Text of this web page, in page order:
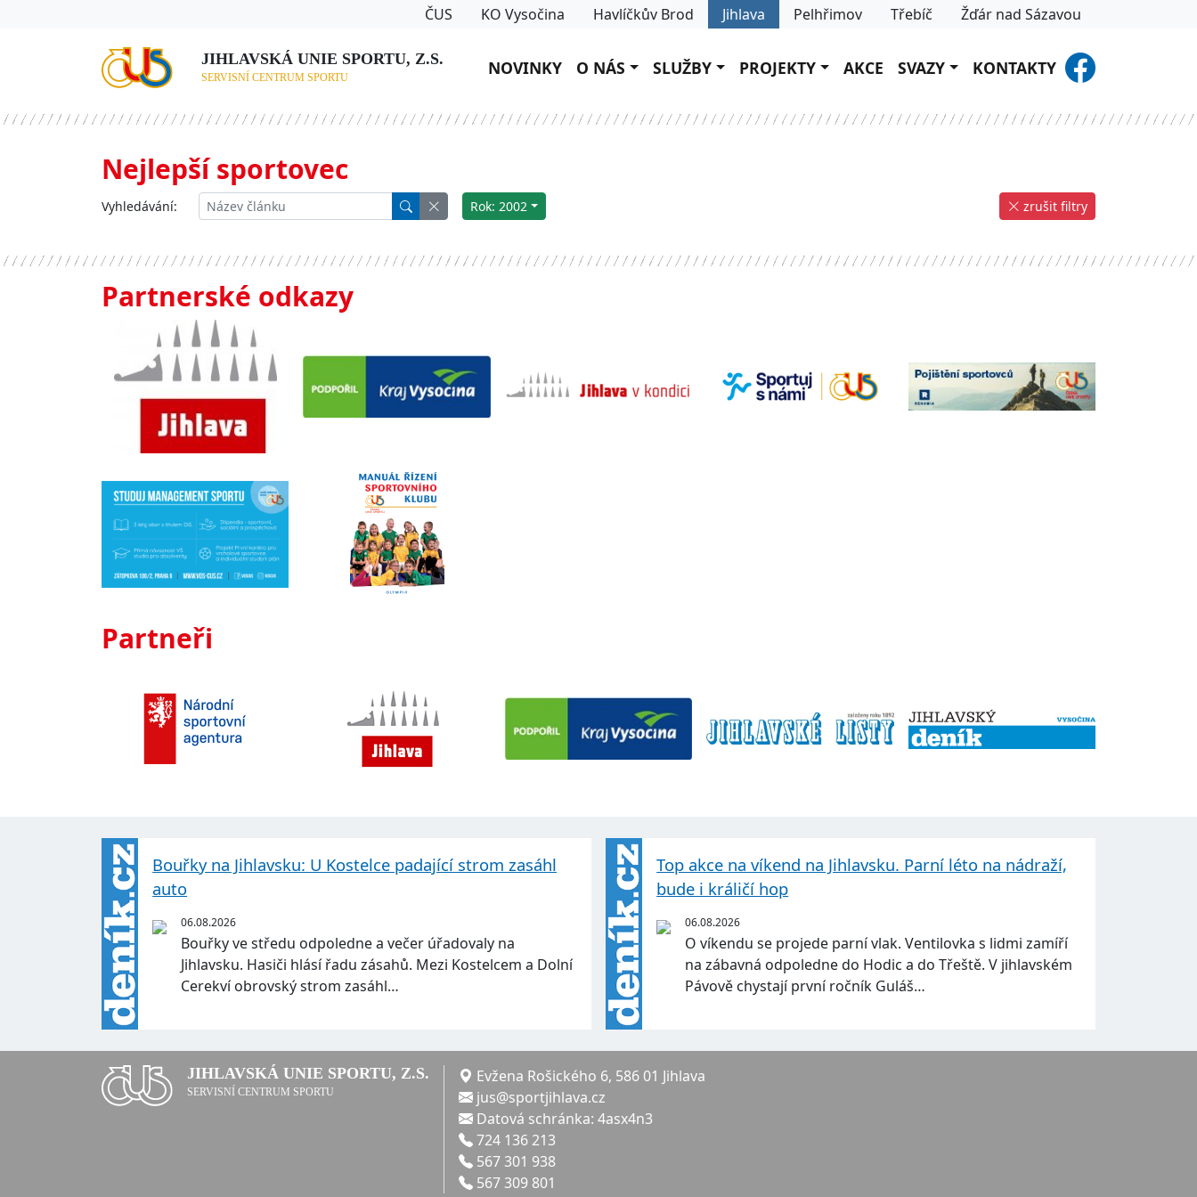
ČUS KO Vysočina Havlíčkův Brod Jihlava Pelhřimov Třebíč Žďár nad Sázavou
JIHLAVSKÁ UNIE SPORTU, Z.S.
SERVISNÍ CENTRUM SPORTU NOVINKY O NÁS SLUŽBY PROJEKTY AKCE SVAZY KONTAKTY
Nejlepší sportovec
Vyhledávání: Rok: 2002 zrušit filtry
Partnerské odkazy
Partneři
Bouřky na Jihlavsku: U Kostelce padající strom zasáhl
auto
06.08.2026
Bouřky ve středu odpoledne a večer úřadovaly na
Jihlavsku. Hasiči hlásí řadu zásahů. Mezi Kostelcem a Dolní
Cerekví obrovský strom zasáhl…
Top akce na víkend na Jihlavsku. Parní léto na nádraží,
bude i králičí hop
06.08.2026
O víkendu se projede parní vlak. Ventilovka s lidmi zamíří
na zábavná odpoledne do Hodic a do Třeště. V jihlavském
Pávově chystají první ročník Guláš…
JIHLAVSKÁ UNIE SPORTU, Z.S.
SERVISNÍ CENTRUM SPORTU
Evžena Rošického 6, 586 01 Jihlava
jus@sportjihlava.cz
Datová schránka: 4asx4n3
724 136 213
567 301 938
567 309 801